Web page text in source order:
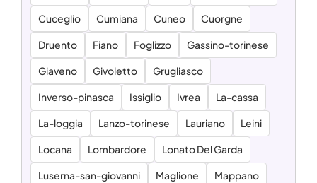
Cuceglio Cumiana Cuneo Cuorgne
Druento Fiano Foglizzo Gassino-torinese
Giaveno Givoletto Grugliasco
Inverso-pinasca Issiglio Ivrea La-cassa
La-loggia Lanzo-torinese Lauriano Leini
Locana Lombardore Lonato Del Garda
Luserna-san-giovanni Maglione Mappano